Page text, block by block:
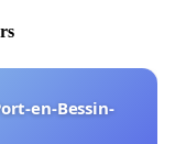
en-Bessin-